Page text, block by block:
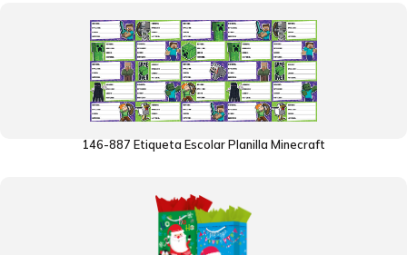
146-887 Etiqueta Escolar Planilla Minecraft